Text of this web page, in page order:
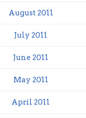
August 2011
July 2011
June 2011
May 2011
April 2011